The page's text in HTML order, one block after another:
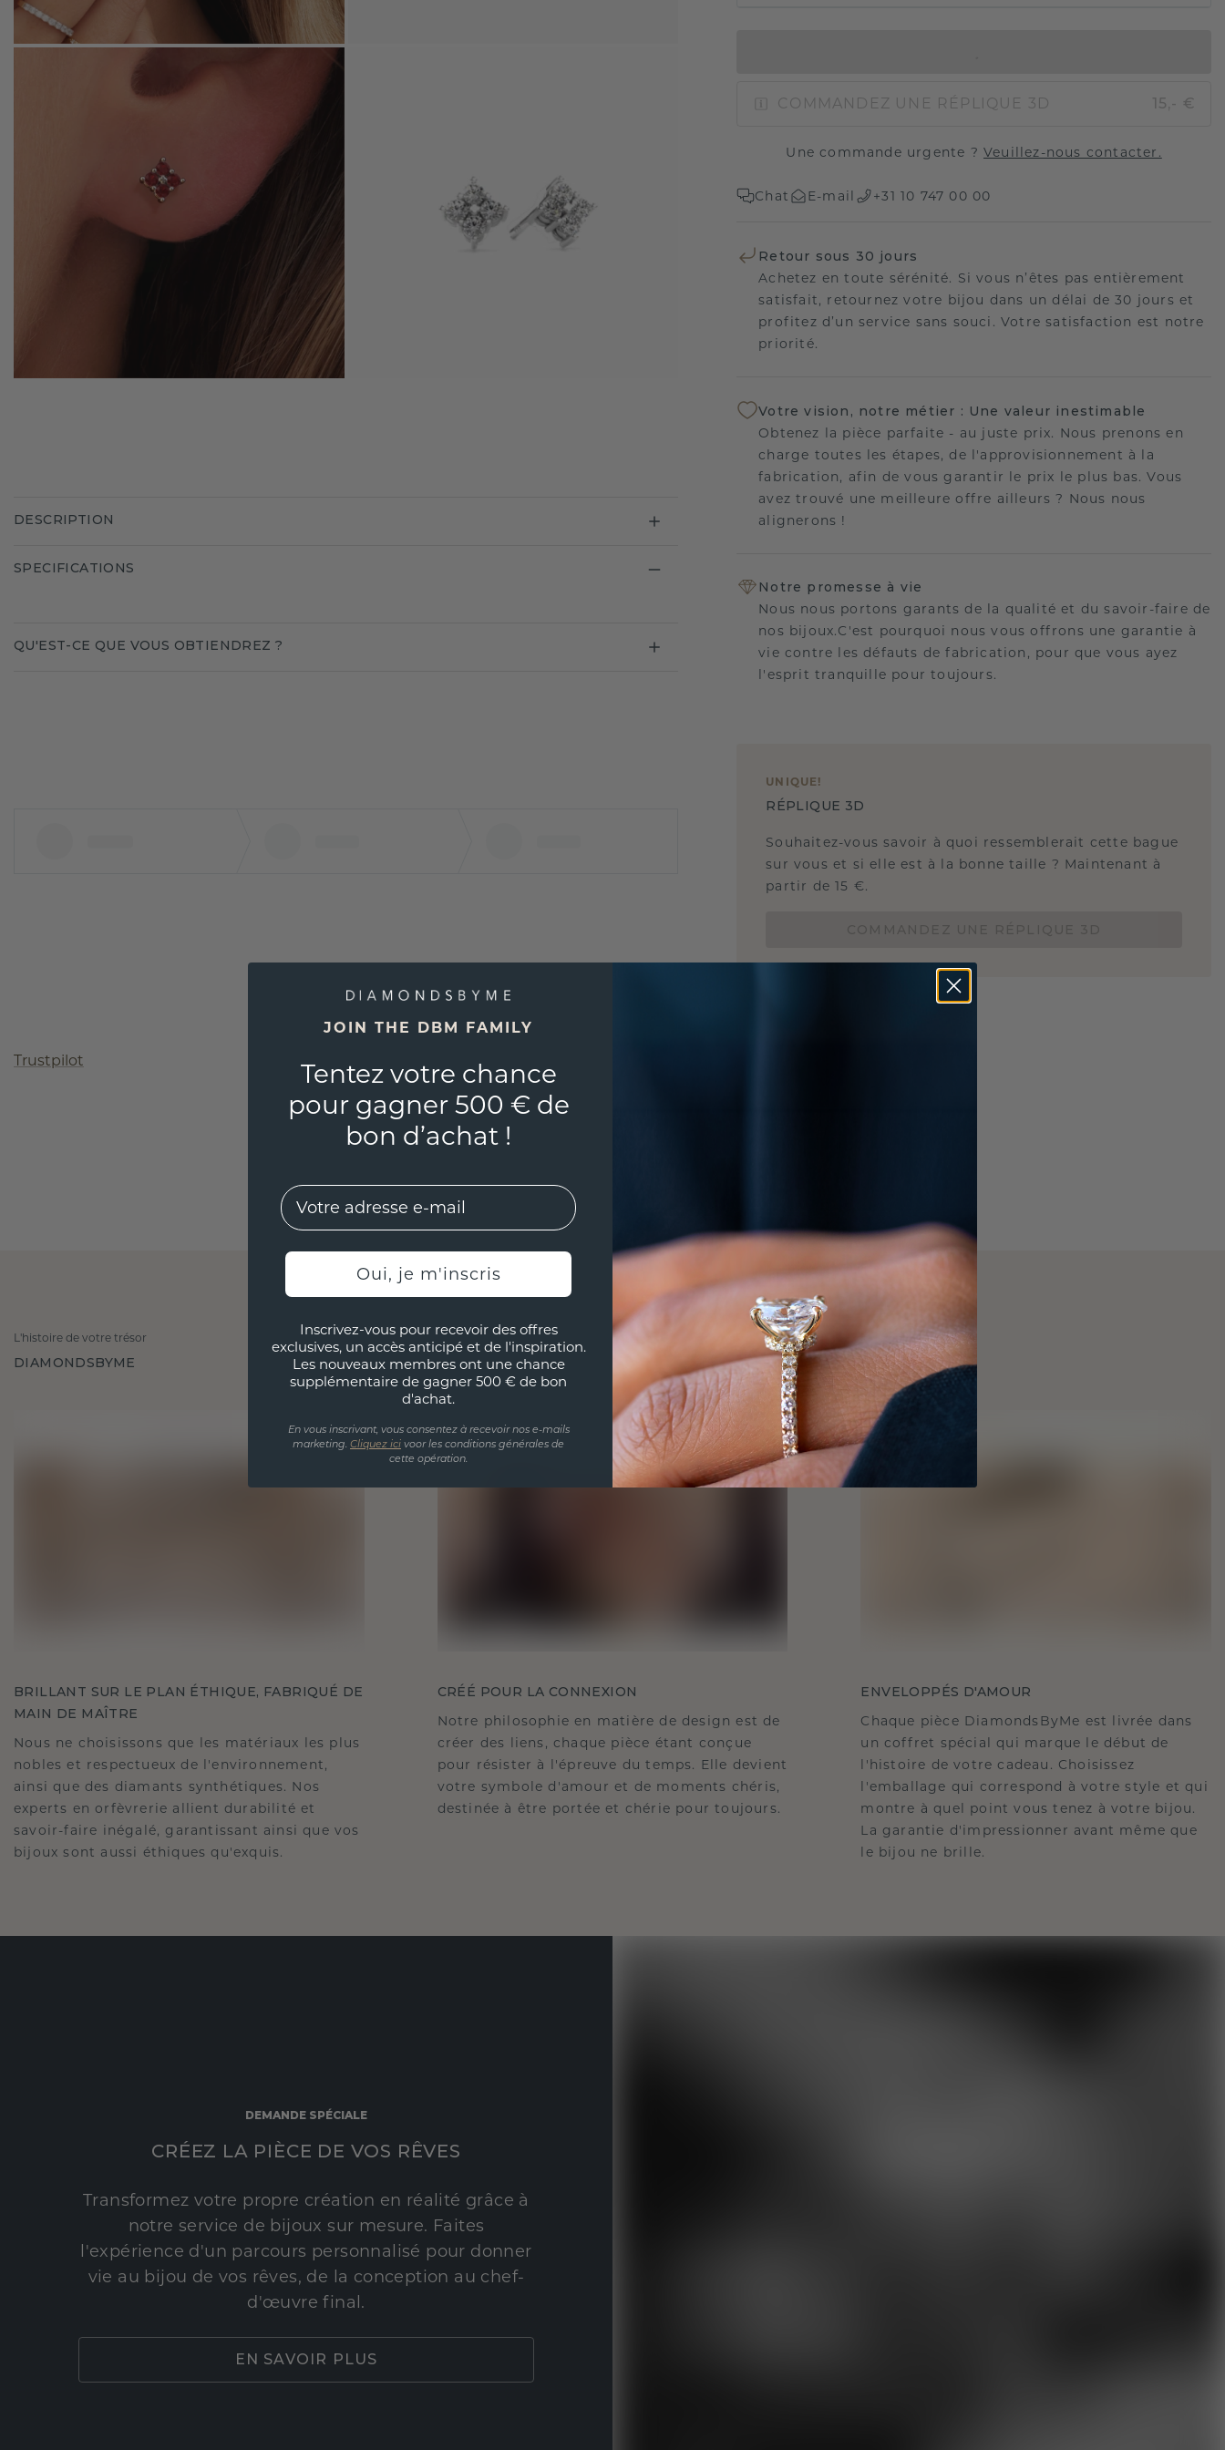
COMMANDEZ UNE RÉPLIQUE 3D 15,- €
Une commande urgente ? Veuillez-nous contacter.
Chat E-mail +31 10 747 00 00
Retour sous 30 jours
Achetez en toute sérénité. Si vous n’êtes pas entièrement
satisfait, retournez votre bijou dans un délai de 30 jours et
profitez d’un service sans souci. Votre satisfaction est notre
priorité.
Votre vision, notre métier : Une valeur inestimable
Obtenez la pièce parfaite - au juste prix. Nous prenons en
charge toutes les étapes, de l'approvisionnement à la
fabrication, afin de vous garantir le prix le plus bas. Vous
avez trouvé une meilleure offre ailleurs ? Nous nous
alignerons !
Notre promesse à vie
Nous nous portons garants de la qualité et du savoir-faire de
nos bijoux.C'est pourquoi nous vous offrons une garantie à
vie contre les défauts de fabrication, pour que vous ayez
l'esprit tranquille pour toujours.
UNIQUE !
RÉPLIQUE 3D
Souhaitez-vous savoir à quoi ressemblerait cette bague
sur vous et si elle est à la bonne taille ? Maintenant à
partir de 15 €.
DESCRIPTION
SPECIFICATIONS
QU'EST-CE QUE VOUS OBTIENDREZ ?
Trustpilot
L'histoire de votre trésor
DIAMONDSBYME
BRILLANT SUR LE PLAN ÉTHIQUE, FABRIQUÉ DE
MAIN DE MAÎTRE
Nous ne choisissons que les matériaux les plus
nobles et respectueux de l'environnement,
ainsi que des diamants synthétiques. Nos
experts en orfèvrerie allient durabilité et
savoir-faire inégalé, garantissant ainsi que vos
bijoux sont aussi éthiques qu'exquis.
CRÉÉ POUR LA CONNEXION
Notre philosophie en matière de design est de
créer des liens, chaque pièce étant conçue
pour résister à l'épreuve du temps. Elle devient
votre symbole d'amour et de moments chéris,
destinée à être portée et chérie pour toujours.
ENVELOPPÉS D'AMOUR
Chaque pièce DiamondsByMe est livrée dans
un coffret spécial qui marque le début de
l'histoire de votre cadeau. Choisissez
l'emballage qui correspond à votre style et qui
montre à quel point vous tenez à votre bijou.
La garantie d'impressionner avant même que
le bijou ne brille.
DEMANDE SPÉCIALE
CRÉEZ LA PIÈCE DE VOS RÊVES
Transformez votre propre création en réalité grâce à
notre service de bijoux sur mesure. Faites
l'expérience d'un parcours personnalisé pour donner
vie au bijou de vos rêves, de la conception au chef-
d'œuvre final.
EN SAVOIR PLUS
JOIN THE DBM FAMILY
Tentez votre chance
pour gagner 500 € de
bon d’achat !
EMail
Oui, je m'inscris
Inscrivez-vous pour recevoir des offres
exclusives, un accès anticipé et de l'inspiration.
Les nouveaux membres ont une chance
supplémentaire de gagner 500 € de bon
d'achat.
En vous inscrivant, vous consentez à recevoir nos e-mails
marketing. Cliquez ici voor les conditions générales de
cette opération.